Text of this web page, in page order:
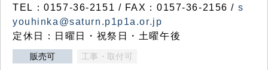
TEL：0157-36-2151 / FAX：0157-36-2156 / s
youhinka@saturn.p1p1a.or.jp
定休日：日曜日・祝祭日・土曜午後
販売可 工事・取付可